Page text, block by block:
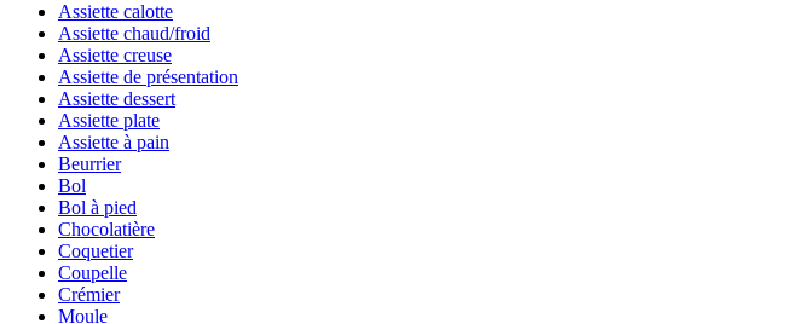
Assiette calotte
Assiette chaud/froid
Assiette creuse
Assiette de présentation
Assiette dessert
Assiette plate
Assiette à pain
Beurrier
Bol
Bol à pied
Chocolatière
Coquetier
Coupelle
Crémier
Moule